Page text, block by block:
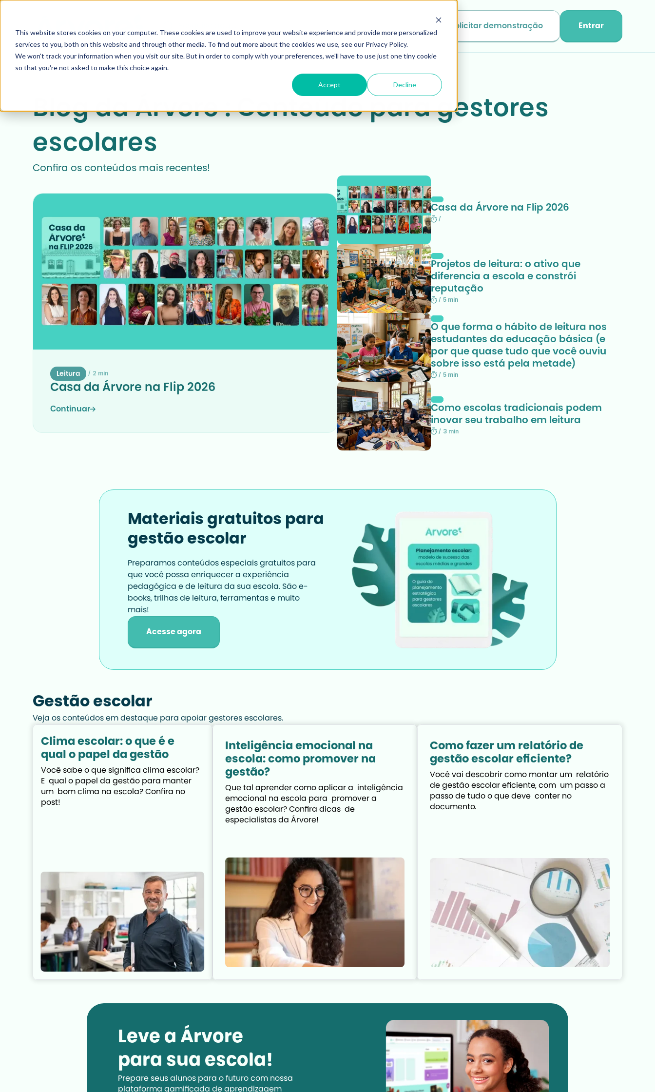
This website stores cookies on your computer. These cookies are used to improve your website experience and provide more personalized
services to you, both on this website and through other media. To find out more about the cookies we use, see our Privacy Policy.
We won't track your information when you visit our site. But in order to comply with your preferences, we'll have to use just one tiny cookie
so that you're not asked to make this choice again.
Accept Decline
Blog da Árvore : Conteúdo para gestores
escolares
Confira os conteúdos mais recentes!
Leitura / 2 min
Casa da Árvore na Flip 2026
Continuar
Casa da Árvore na Flip 2026
/
Projetos de leitura: o ativo que
diferencia a escola e constrói
reputação
/ 5 min
O que forma o hábito de leitura nos
estudantes da educação básica (e
por que quase tudo que você ouviu
sobre isso está pela metade)
/ 5 min
Como escolas tradicionais podem
inovar seu trabalho em leitura
/ 3 min
Materiais gratuitos para
gestão escolar
Preparamos conteúdos especiais gratuitos para
que você possa enriquecer a experiência
pedagógica e de leitura da sua escola. São e-
books, trilhas de leitura, ferramentas e muito
mais!
Acesse agora
Gestão escolar
Veja os conteúdos em destaque para apoiar gestores escolares.
Clima escolar: o que é e
qual o papel da gestão
Você sabe o que significa clima escolar?
E  qual o papel da gestão para manter
um  bom clima na escola? Confira no
post!
Inteligência emocional na
escola: como promover na
gestão?
Que tal aprender como aplicar a  inteligência
emocional na escola para  promover a
gestão escolar? Confira dicas  de
especialistas da Árvore!
Como fazer um relatório de
gestão escolar eficiente?
Você vai descobrir como montar um  relatório
de gestão escolar eficiente, com  um passo a
passo de tudo o que deve  conter no
documento.
Leve a Árvore
para sua escola!
Prepare seus alunos para o futuro com nossa
plataforma gamificada de aprendizagem
Solicitar demonstração Entrar